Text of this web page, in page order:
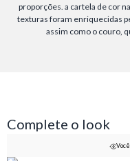
proporções. a cartela de cor
texturas foram enriquecidas
assim como o couro,
Complete o look